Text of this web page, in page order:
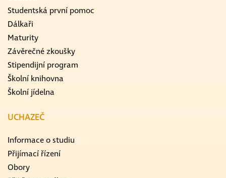
Studentská první pomoc
Dálkaři
Maturity
Závěrečné zkoušky
Stipendijní program
Školní knihovna
Školní jídelna
UCHAZEČ
Informace o studiu
Přijímací řízení
Obory